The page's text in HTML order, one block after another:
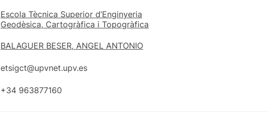
Escola Tècnica Superior d’Enginyeria
Geodèsica, Cartogràfica i Topogràfica
BALAGUER BESER, ANGEL ANTONIO
etsigct@upvnet.upv.es
+34 963877160